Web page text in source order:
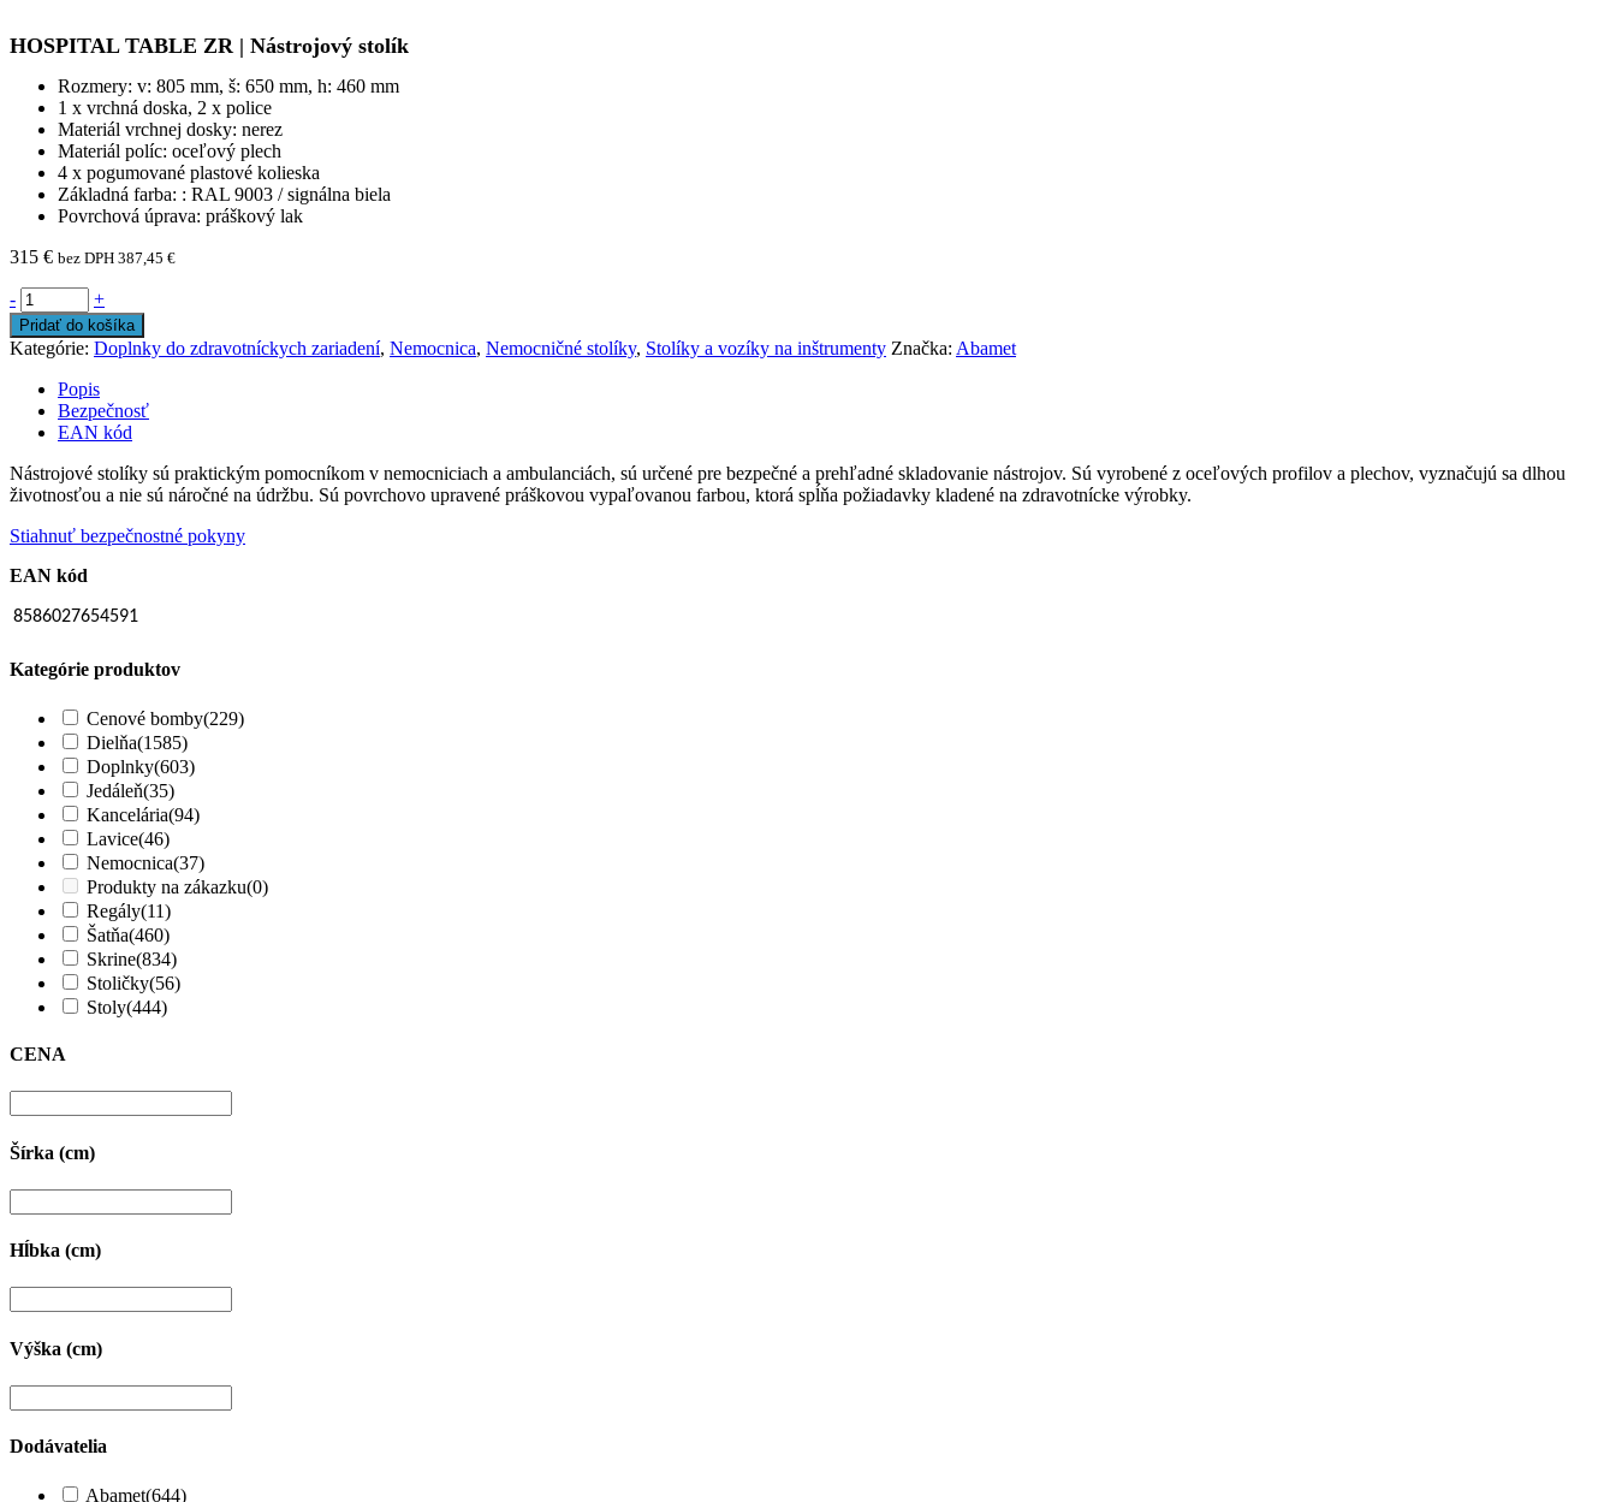
HOSPITAL TABLE ZR | Nástrojový stolík
Rozmery: v: 805 mm, š: 650 mm, h: 460 mm
1 x vrchná doska, 2 x police
Materiál vrchnej dosky: nerez
Materiál políc: oceľový plech
4 x pogumované plastové kolieska
Základná farba: : RAL 9003 / signálna biela
Povrchová úprava: práškový lak
315 € bez DPH 387,45 €
- +
Pridať do košíka
Kategórie: Doplnky do zdravotníckych zariadení, Nemocnica, Nemocničné stolíky, Stolíky a vozíky na inštrumenty Značka: Abamet
Popis
Bezpečnosť
EAN kód
Nástrojové stolíky sú praktickým pomocníkom v nemocniciach a ambulanciách, sú určené pre bezpečné a prehľadné skladovanie nástrojov. Sú vyrobené z oceľových profilov a plechov, vyznačujú sa dlhou
životnosťou a nie sú náročné na údržbu. Sú povrchovo upravené práškovou vypaľovanou farbou, ktorá spĺňa požiadavky kladené na zdravotnícke výrobky.
Stiahnuť bezpečnostné pokyny
EAN kód
8586027654591
Kategórie produktov
Cenové bomby(229)
Dielňa(1585)
Doplnky(603)
Jedáleň(35)
Kancelária(94)
Lavice(46)
Nemocnica(37)
Produkty na zákazku(0)
Regály(11)
Šatňa(460)
Skrine(834)
Stoličky(56)
Stoly(444)
CENA
Šírka (cm)
Hĺbka (cm)
Výška (cm)
Dodávatelia
Abamet(644)